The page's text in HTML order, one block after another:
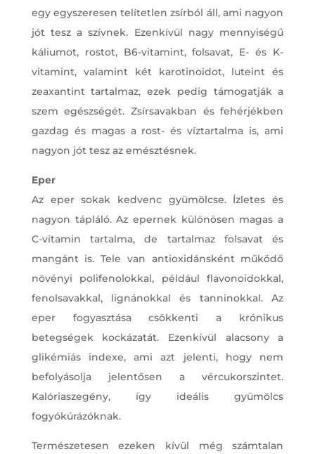
egy egyszeresen telítetlen zsírból áll, ami nagyon
jót tesz a szívnek. Ezenkívül nagy mennyiségű
káliumot, rostot, B6-vitamint, folsavat, E- és K-
vitamint, valamint két karotinoidot, luteint és
zeaxantint tartalmaz, ezek pedig támogatják a
szem egészségét. Zsírsavakban és fehérjékben
gazdag és magas a rost- és víztartalma is, ami
nagyon jót tesz az emésztésnek.
Eper
Az eper sokak kedvenc gyümölcse. Ízletes és
nagyon tápláló. Az epernek különösen magas a
C-vitamin tartalma, de tartalmaz folsavat és
mangánt is. Tele van antioxidánsként működő
növényi polifenolokkal, például flavonoidokkal,
fenolsavakkal, lignánokkal és tanninokkal. Az
eper fogyasztása csökkenti a krónikus
betegségek kockázatát. Ezenkívül alacsony a
glikémiás indexe, ami azt jelenti, hogy nem
befolyásolja jelentősen a vércukorszintet.
Kalóriaszegény, így ideális gyümölcs
fogyókúrázóknak.
Természetesen ezeken kívül még számtalan